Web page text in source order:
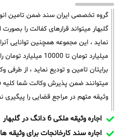
گروه تخصصی ایران سند ضمن تامین
گلبهار میتواند قرارهای کفالت را
میلیارد تومان تا
برایتان تامین و تودیع نماید ، از
میتوانند ضمن پذیرش وکالت شما کلیه
وثیقه متهم در مراجع قضایی را پیگیری
اجاره وثیقه ملکی 6 دانگ در گلبهار
اجاره سند کارخانجات برای وثیقه های بالای 1000